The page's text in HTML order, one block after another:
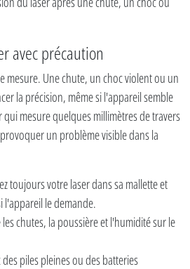
avec précaution
mesure. Une chute, un choc violent ou un
la précision, même si l'appareil semble
mesure quelques millimètres de travers
un problème visible dans la
toujours votre laser dans sa mallette et
l'appareil le demande.
les chutes, la poussière et l'humidité sur le
piles pleines ou des batteries